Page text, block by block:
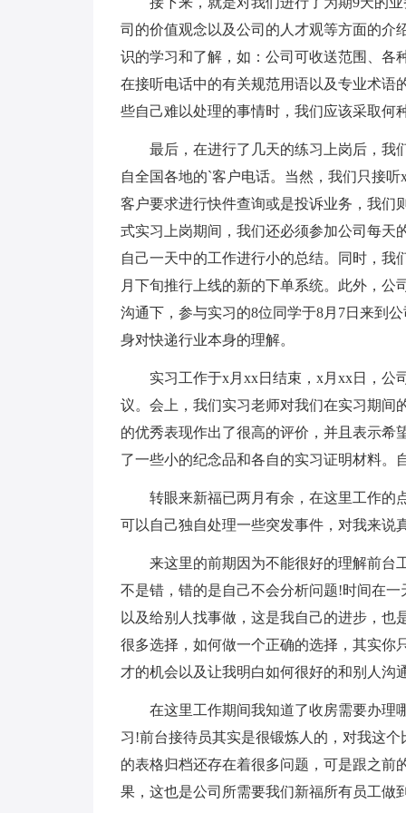
司的价值观念以及公司的人才观等方面的介
识的学习和了解，如：公司可收送范围、各
在接听电话中的有关规范用语以及专业术语
些自己难以处理的事情时，我们应该采取何
最后，在进行了几天的练习上岗后，我
自全国各地的`客户电话。当然，我们只接
客户要求进行快件查询或是投诉业务，我们
式实习上岗期间，我们还必须参加公司每天
自己一天中的工作进行小的总结。同时，我
月下旬推行上线的新的下单系统。此外，
沟通下，参与实习的8位同学于8月7日来到
身对快递行业本身的理解。
实习工作于x月xx日结束，x月xx日，公
议。会上，我们实习老师对我们在实习期间
的优秀表现作出了很高的评价，并且表示希
了一些小的纪念品和各自的实习证明材料。
转眼来新福已两月有余，在这里工作的
可以自己独自处理一些突发事件，对我来说
来这里的前期因为不能很好的理解前台
不是错，错的是自己不会分析问题!时间在
以及给别人找事做，这是我自己的进步，
很多选择，如何做一个正确的选择，其实你
才的机会以及让我明白如何很好的和别人沟
在这里工作期间我知道了收房需要办理
习!前台接待员其实是很锻炼人的，对我这
的表格归档还存在着很多问题，可是跟之前
果，这也是公司所需要我们新福所有员工做